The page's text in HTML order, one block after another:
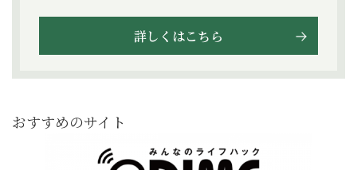
詳しくはこちら
おすすめのサイト